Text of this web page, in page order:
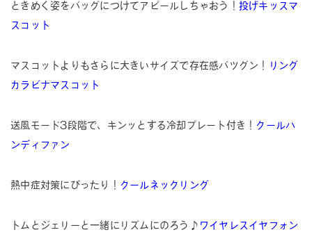
ときめく姿をバッグにつけてアピールしちゃおう！ 投げキッスマ
スコット
マスコットよりもさらに大きいサイズで存在感バツグン！
リング
カラビナマスコット
送風モード3段階で、キンッとする冷却プレート付き！ クールハ
ンディファン
熱中症対策にぴったり！ クールネックリング
トムとジェリーと一緒にリズムにのろう♪ ワイヤレスイヤフォン